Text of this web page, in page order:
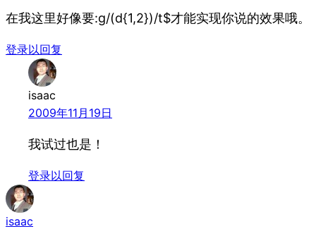
在我这里好像要:g/(d{1,2})/t$才能实现你说的效果哦。
登录以回复
isaac
2009年11月19日
我试过也是！
登录以回复
isaac